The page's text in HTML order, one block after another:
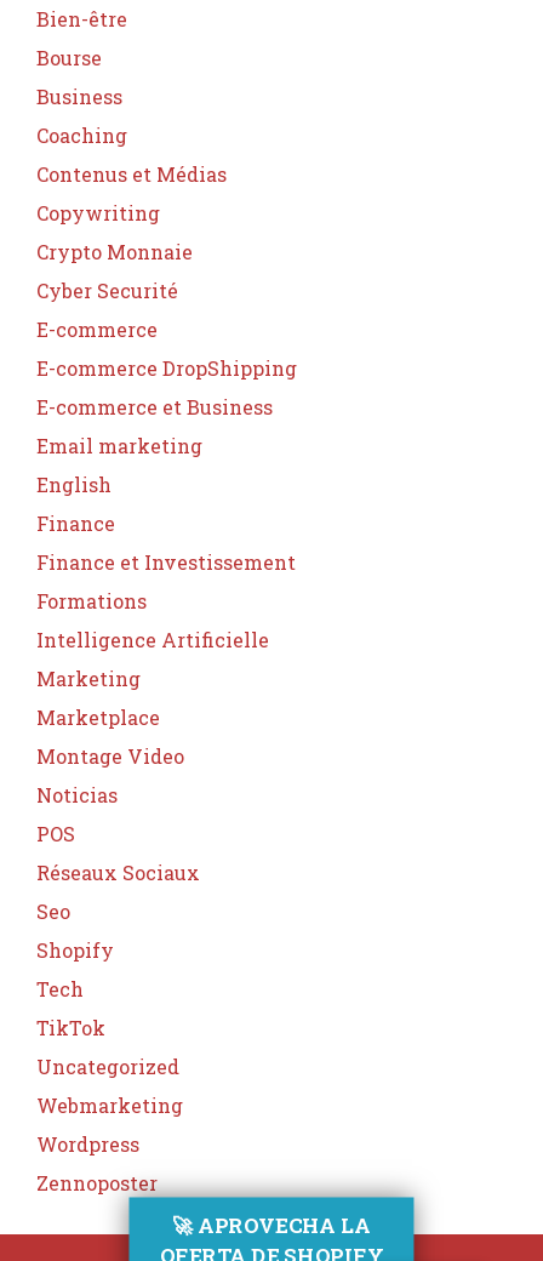
Bien-être
Bourse
Business
Coaching
Contenus et Médias
Copywriting
Crypto Monnaie
Cyber Securité
E-commerce
E-commerce DropShipping
E-commerce et Business
Email marketing
English
Finance
Finance et Investissement
Formations
Intelligence Artificielle
Marketing
Marketplace
Montage Video
Noticias
POS
Réseaux Sociaux
Seo
Shopify
Tech
TikTok
Uncategorized
Webmarketing
Wordpress
Zennoposter
🚀 APROVECHA LA
OFERTA DE SHOPIFY